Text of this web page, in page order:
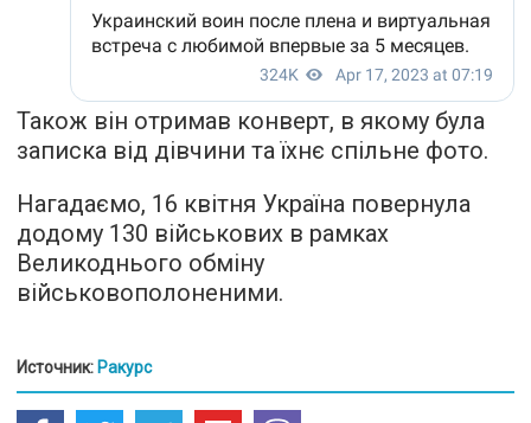
Також він отримав конверт, в якому була
записка від дівчини та їхнє спільне фото.
Нагадаємо, 16 квітня Україна повернула
додому 130 військових в рамках
Великоднього обміну
військовополоненими.
Источник: Ракурс